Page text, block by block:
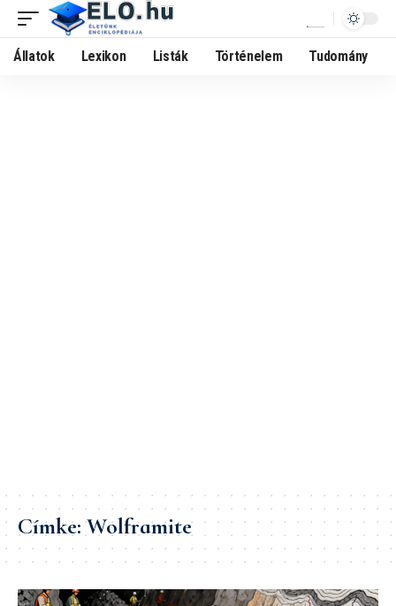
Állatok Lexikon Listák Történelem Tudomány
Címke:Wolframite